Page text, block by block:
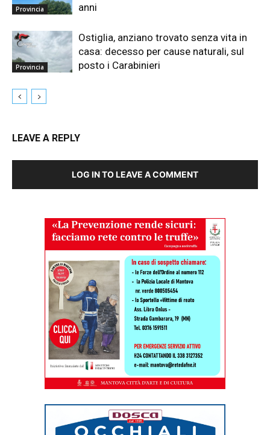
Provincia
anni
Provincia
Ostiglia, anziano trovato senza vita in
casa: decesso per cause naturali, sul
posto i Carabinieri
LEAVE A REPLY
LOG IN TO LEAVE A COMMENT